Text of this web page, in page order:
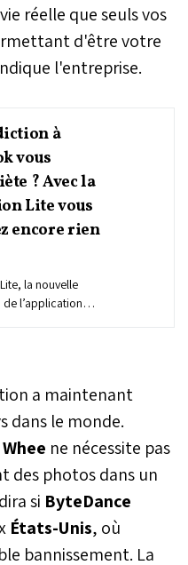
réelle que seuls vos
d'être votre
l'entreprise.
à
vous
? Avec la
Lite vous
encore rien
la nouvelle
l’application
: récompenser
pour leur
ligne.
cette offre de
virtuelles
des inquiétudes
ses possibles
pour la
et la société dans
a maintenant
dans le monde.
Whee ne nécessite pas
des photos dans un
si ByteDance
États-Unis, où
bannissement. La